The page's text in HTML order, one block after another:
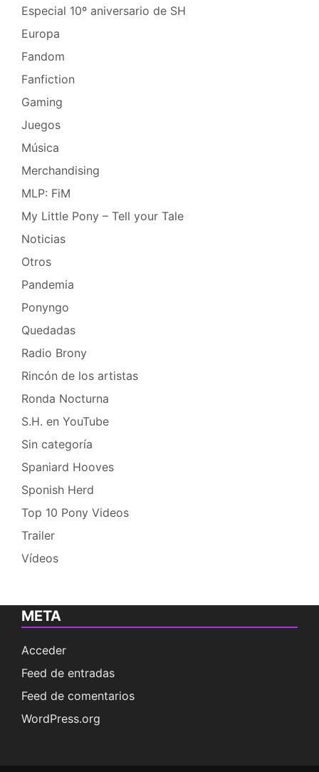
Especial 10º aniversario de SH
Europa
Fandom
Fanfiction
Gaming
Juegos
Música
Merchandising
MLP: FiM
My Little Pony – Tell your Tale
Noticias
Otros
Pandemia
Ponyngo
Quedadas
Radio Brony
Rincón de los artistas
Ronda Nocturna
S.H. en YouTube
Sin categoría
Spaniard Hooves
Sponish Herd
Top 10 Pony Videos
Trailer
Vídeos
META
Acceder
Feed de entradas
Feed de comentarios
WordPress.org